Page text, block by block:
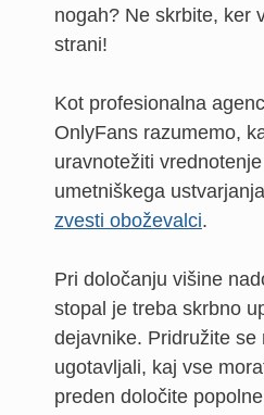
nogah? Ne skrbite, ker
strani!
Kot profesionalna
OnlyFans razumemo,
uravnotežiti
umetniškega
zvesti oboževalci.
Pri določanju višine
stopal je treba skrbno
dejavnike. Pridružite se
ugotavljali, kaj vse
preden določite